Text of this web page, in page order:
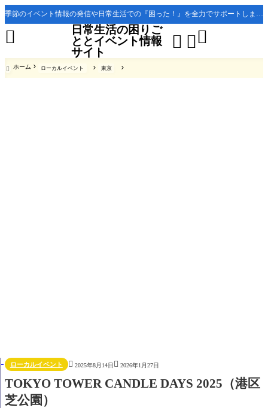
季節のイベント情報の発信や日常生活での『困った！』を全力でサポートします。
日常生活の困りご
ととイベント情報
サイト
 

 ホーム ローカルイベント 東京
ローカルイベント  2025年8月14日  2026年1月27日
TOKYO TOWER CANDLE DAYS 2025（港区
芝公園）